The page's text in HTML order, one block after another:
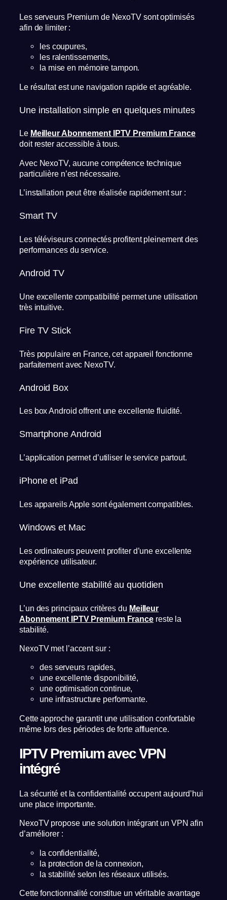
Les serveurs Premium de NexoTV sont optimisés
afin de limiter :
les coupures,
les ralentissements,
la mise en mémoire tampon.
Le résultat est une navigation rapide et agréable.
Une installation simple en quelques minutes
Le Meilleur Abonnement IPTV Premium France
doit rester accessible à tous.
Avec NexoTV, aucune compétence technique
particulière n’est nécessaire.
L’installation peut être réalisée rapidement sur :
Smart TV
Les téléviseurs connectés profitent pleinement des
performances du service.
Android TV
Une excellente compatibilité permet une utilisation
très intuitive.
Fire TV Stick
Très populaire en France, cet appareil fonctionne
parfaitement avec NexoTV.
Android Box
Les box Android offrent une excellente fluidité.
Smartphone Android
L’application permet d’utiliser le service partout.
iPhone et iPad
Les appareils Apple sont également compatibles.
Windows et Mac
Les ordinateurs peuvent profiter d’une excellente
expérience utilisateur.
Une excellente stabilité au quotidien
L’un des principaux critères du Meilleur
Abonnement IPTV Premium France reste la
stabilité.
NexoTV met l’accent sur :
des serveurs rapides,
une excellente disponibilité,
une optimisation continue,
une infrastructure performante.
Cette approche garantit une utilisation confortable
même lors des périodes de forte affluence.
IPTV Premium avec VPN
intégré
La sécurité et la confidentialité occupent aujourd’hui
une place importante.
NexoTV propose une solution intégrant un VPN afin
d’améliorer :
la confidentialité,
la protection de la connexion,
la stabilité selon les réseaux utilisés.
Cette fonctionnalité constitue un véritable avantage